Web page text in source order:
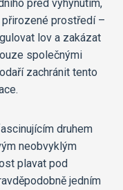
před vyhynutím,
přirozené prostředí –
lov a zakázat
společnými
zachránit tento
druhem
neobvyklým
plavat pod
jedním